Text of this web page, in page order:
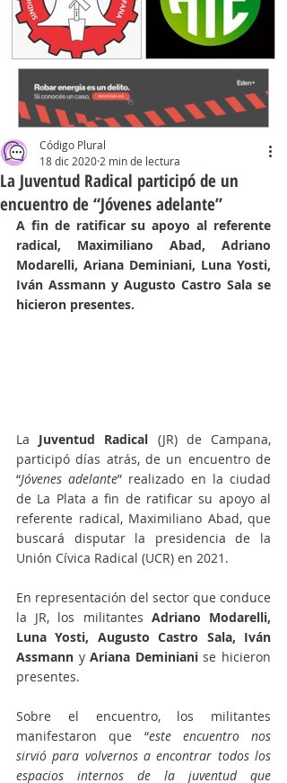
La Juventud Radical participó de un
encuentro de “Jóvenes adelante”
Código Plural
18 dic 2020 2 min de lectura
A fin de ratificar su apoyo al referente
radical, Maximiliano Abad, Adriano
Modarelli, Ariana Deminiani, Luna Yosti,
Iván Assmann y Augusto Castro Sala se
hicieron presentes.
La Juventud Radical (JR) de Campana,
participó días atrás, de un encuentro de
“Jóvenes adelante” realizado en la ciudad
de La Plata a fin de ratificar su apoyo al
referente radical, Maximiliano Abad, que
buscará disputar la presidencia de la
Unión Cívica Radical (UCR) en 2021.
En representación del sector que conduce
la JR, los militantes Adriano Modarelli,
Luna Yosti, Augusto Castro Sala, Iván
Assmann y Ariana Deminiani se hicieron
presentes.
Sobre el encuentro, los militantes
manifestaron que “este encuentro nos
sirvió para volvernos a encontrar todos los
espacios internos de la juventud que